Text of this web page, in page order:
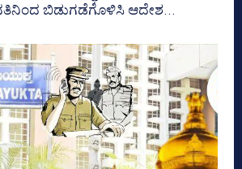
ಬಿಡುಗಡೆಗೊಳಿಸಿ ಆದೇಶ...